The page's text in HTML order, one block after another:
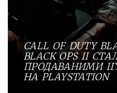
CALL OF DUTY
BLACK OPS II
ПРОДАВАНИМИ
НА PLAYSTATION